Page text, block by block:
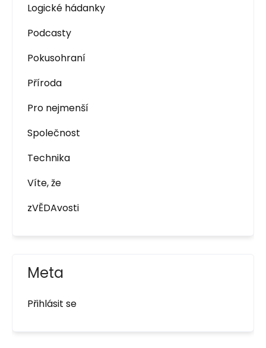
Logické hádanky
Podcasty
Pokusohraní
Příroda
Pro nejmenší
Společnost
Technika
Víte, že
zVĚDAvosti
Meta
Přihlásit se